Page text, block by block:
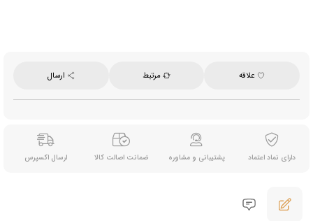
علاقه مرتبط ارسال
دارای نماد اعتماد پشتیبانی و مشاوره ضمانت اصالت کالا ارسال اکسپرس